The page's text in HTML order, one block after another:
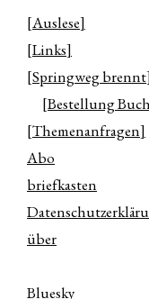
[Auslese]
[Links]
[Springweg
[Bestellung
[Themenanfragen]
Abo
briefkasten
über
Bluesky